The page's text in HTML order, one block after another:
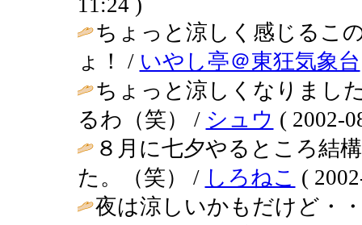
ちょっと涼しく感じるこ
ょ！ / いやし亭＠東狂気象台
ちょっと涼しくなりまし
るわ（笑） / シュウ ( 2002-
８月に七夕やるところ結
た。（笑） / しろねこ (
夜は涼しいかもだけど・